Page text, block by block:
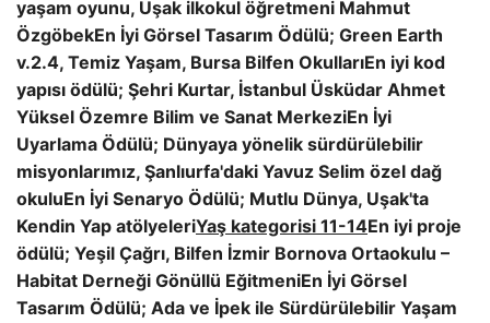
yaşam oyunu, Uşak ilkokul öğretmeni Mahmut
ÖzgöbekEn İyi Görsel Tasarım Ödülü; Green Earth
v.2.4, Temiz Yaşam, Bursa Bilfen OkullarıEn iyi kod
yapısı ödülü; Şehri Kurtar, İstanbul Üsküdar Ahmet
Yüksel Özemre Bilim ve Sanat MerkeziEn İyi
Uyarlama Ödülü; Dünyaya yönelik sürdürülebilir
misyonlarımız, Şanlıurfa'daki Yavuz Selim özel dağ
okuluEn İyi Senaryo Ödülü; Mutlu Dünya, Uşak'ta
Kendin Yap atölyeleriYaş kategorisi 11-14En iyi proje
ödülü; Yeşil Çağrı, Bilfen İzmir Bornova Ortaokulu –
Habitat Derneği Gönüllü EğitmeniEn İyi Görsel
Tasarım Ödülü; Ada ve İpek ile Sürdürülebilir Yaşam